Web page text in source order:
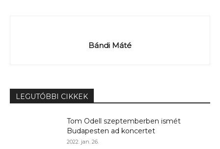
Bándi Máté
LEGUTÓBBI CIKKEK
Tom Odell szeptemberben ismét
Budapesten ad koncertet
2022. jan. 26.